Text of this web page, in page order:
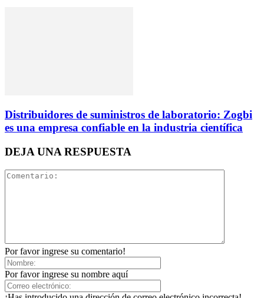
Distribuidores de suministros de laboratorio: Zogbi
es una empresa confiable en la industria científica
DEJA UNA RESPUESTA
Por favor ingrese su comentario!
Por favor ingrese su nombre aquí